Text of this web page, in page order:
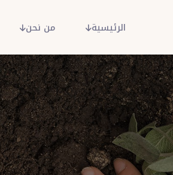
الرئيسية من نحن